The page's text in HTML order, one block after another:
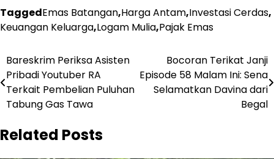
TaggedEmas Batangan,Harga Antam,Investasi Cerdas,
Keuangan Keluarga,Logam Mulia,Pajak Emas
Navigasi
pos
Bareskrim Periksa Asisten
Pribadi Youtuber RA
Terkait Pembelian Puluhan
Tabung Gas Tawa
Bocoran Terikat Janji
Episode 58 Malam Ini: Sena
Selamatkan Davina dari
Begal
Related Posts